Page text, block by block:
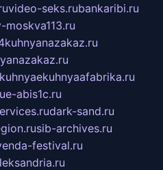
video-seks.rubankaribi.ru
kuhnyaekuhnyaafabrika.ru
e-abis1c.ru
dark-sand.ru
sib-archives.ru
festival.ru